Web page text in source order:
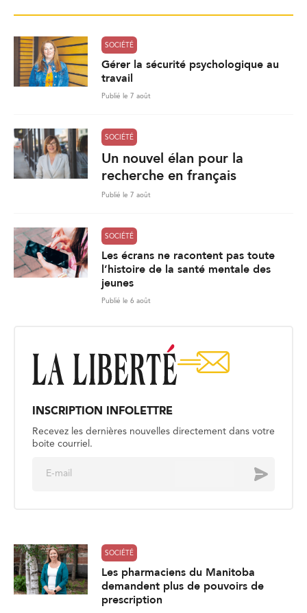
SOCIÉTÉ
Gérer la sécurité psychologique au
travail
Publié le 7 août
SOCIÉTÉ
Un nouvel élan pour la
recherche en français
Publié le 7 août
SOCIÉTÉ
Les écrans ne racontent pas toute
l’histoire de la santé mentale des
jeunes
Publié le 6 août
INSCRIPTION INFOLETTRE
Recevez les dernières nouvelles directement dans votre
boite courriel.
Envoyer
SOCIÉTÉ
Les pharmaciens du Manitoba
demandent plus de pouvoirs de
prescription